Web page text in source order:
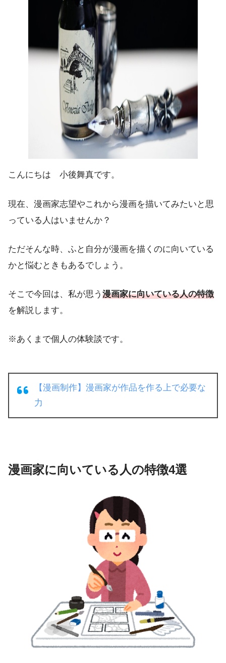
こんにちは 小後舞真です。
現在、漫画家志望やこれから漫画を描いてみたいと思
っている人はいませんか？
ただそんな時、ふと自分が漫画を描くのに向いている
かと悩むときもあるでしょう。
そこで今回は、私が思う 漫画家に向いている人の特徴
を解説します。
※あくまで個人の体験談です。
【漫画制作】漫画家が作品を作る上で必要な
力
漫画家に向いている人の特徴4選